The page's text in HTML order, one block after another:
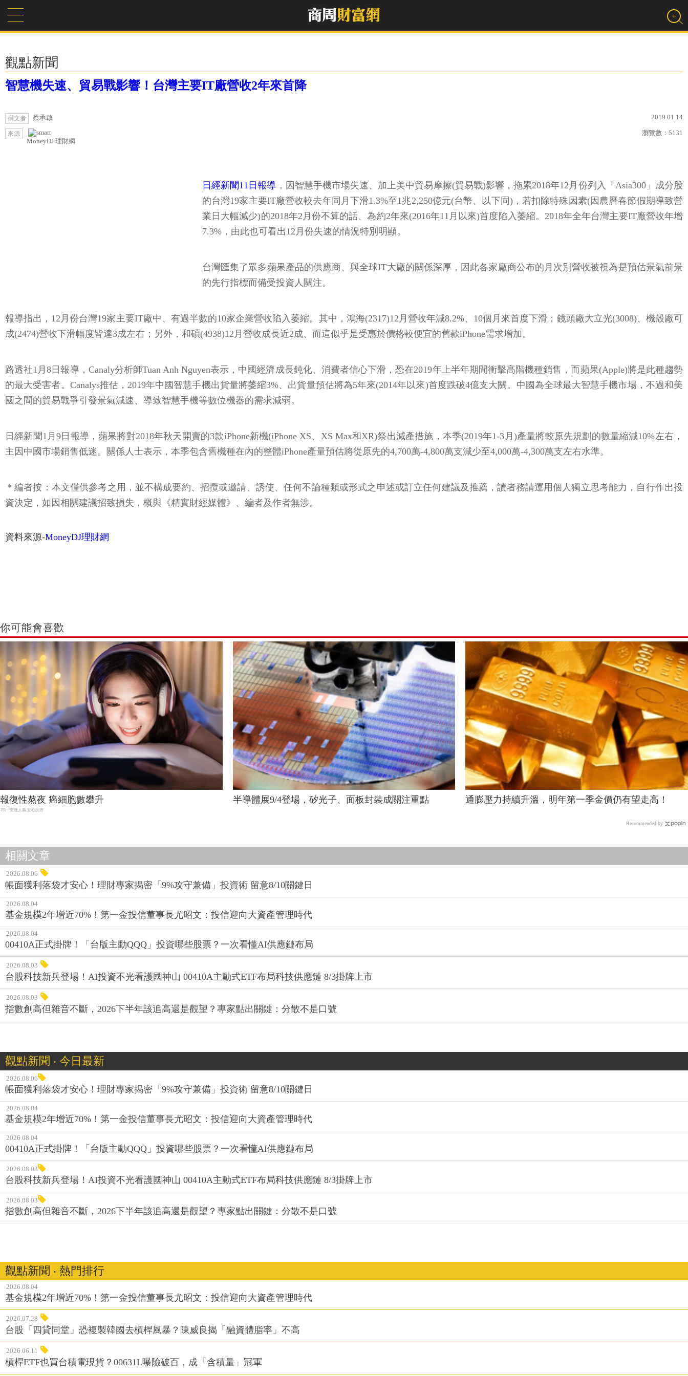
觀點新聞
智慧機失速、貿易戰影響！台灣主要IT廠營收2年來首降
撰文者 蔡承啟 2019.01.14
來源
MoneyDJ 理財網
瀏覽數： 5131
日經新聞11日報導 ，因智慧手機市場失速、加上美中貿易摩擦(貿易戰)影響，拖累2018年12月份列入「Asia300」成分股
的台灣19家主要IT廠營收較去年同月下滑1.3%至1兆2,250億元(台幣、以下同)，若扣除特殊因素(因農曆春節假期導致營
業日大幅減少)的2018年2月份不算的話、為約2年來(2016年11月以來)首度陷入萎縮。2018年全年台灣主要IT廠營收年增
7.3%，由此也可看出12月份失速的情況特別明顯。
台灣匯集了眾多蘋果產品的供應商、與全球IT大廠的關係深厚，因此各家廠商公布的月次別營收被視為是預估景氣前景
的先行指標而備受投資人關注。
報導指出，12月份台灣19家主要IT廠中、有過半數的10家企業營收陷入萎縮。其中，鴻海(2317)12月營收年減8.2%、10個月來首度下滑；鏡頭廠大立光(3008)、機殼廠可
成(2474)營收下滑幅度皆達3成左右；另外，和碩(4938)12月營收成長近2成、而這似乎是受惠於價格較便宜的舊款iPhone需求增加。
路透社1月8日報導，Canaly分析師Tuan Anh Nguyen表示，中國經濟成長鈍化、消費者信心下滑，恐在2019年上半年期間衝擊高階機種銷售，而蘋果(Apple)將是此種趨勢
的最大受害者。Canalys推估，2019年中國智慧手機出貨量將萎縮3%、出貨量預估將為5年來(2014年以來)首度跌破4億支大關。中國為全球最大智慧手機市場，不過和美
國之間的貿易戰爭引發景氣減速、導致智慧手機等數位機器的需求減弱。
日經新聞1月9日報導，蘋果將對2018年秋天開賣的3款iPhone新機(iPhone XS、XS Max和XR)祭出減產措施，本季(2019年1-3月)產量將較原先規劃的數量縮減10%左右，
主因中國市場銷售低迷。關係人士表示，本季包含舊機種在內的整體iPhone產量預估將從原先的4,700萬-4,800萬支減少至4,000萬-4,300萬支左右水準。
＊編者按：本文僅供參考之用，並不構成要約、招攬或邀請、誘使、任何不論種類或形式之申述或訂立任何建議及推薦，讀者務請運用個人獨立思考能力，自行作出投
資決定，如因相關建議招致損失，概與《精實財經媒體》、編者及作者無涉。
資料來源-MoneyDJ理財網
你可能會喜歡
報復性熬夜 癌細胞數攀升
PR・安達人壽 安心抗癌
半導體展9/4登場，矽光子、面板封裝成關注重點 通膨壓力持續升溫，明年第一季金價仍有望走高！
Recommended by
相關文章
2026.08.06
帳面獲利落袋才安心！理財專家揭密「9%攻守兼備」投資術 留意8/10關鍵日
2026.08.04
基金規模2年增近70%！第一金投信董事長尤昭文：投信迎向大資產管理時代
2026.08.04
00410A正式掛牌！「台版主動QQQ」投資哪些股票？一次看懂AI供應鏈布局
2026.08.03
台股科技新兵登場！AI投資不光看護國神山 00410A主動式ETF布局科技供應鏈 8/3掛牌上市
2026.08.03
指數創高但雜音不斷，2026下半年該追高還是觀望？專家點出關鍵：分散不是口號
觀點新聞 ‧ 今日最新
2026.08.06
帳面獲利落袋才安心！理財專家揭密「9%攻守兼備」投資術 留意8/10關鍵日
2026.08.04
基金規模2年增近70%！第一金投信董事長尤昭文：投信迎向大資產管理時代
2026.08.04
00410A正式掛牌！「台版主動QQQ」投資哪些股票？一次看懂AI供應鏈布局
2026.08.03
台股科技新兵登場！AI投資不光看護國神山 00410A主動式ETF布局科技供應鏈 8/3掛牌上市
2026.08.03
指數創高但雜音不斷，2026下半年該追高還是觀望？專家點出關鍵：分散不是口號
觀點新聞 ‧ 熱門排行
2026.08.04
基金規模2年增近70%！第一金投信董事長尤昭文：投信迎向大資產管理時代
2026.07.28
台股「四貸同堂」恐複製韓國去槓桿風暴？陳威良揭「融資體脂率」不高
2026.06.11
槓桿ETF也買台積電現貨？00631L曝險破百，成「含積量」冠軍